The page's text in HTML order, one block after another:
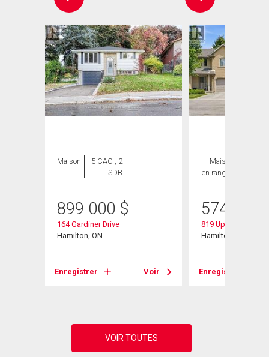
Maison
5 CAC , 2
SDB
899 000 $
164 Gardiner Drive
Hamilton, ON
Enregistrer Voir
Maison
en rangée
574 900
819 Upper
Hamilton, ON
Enregistrer